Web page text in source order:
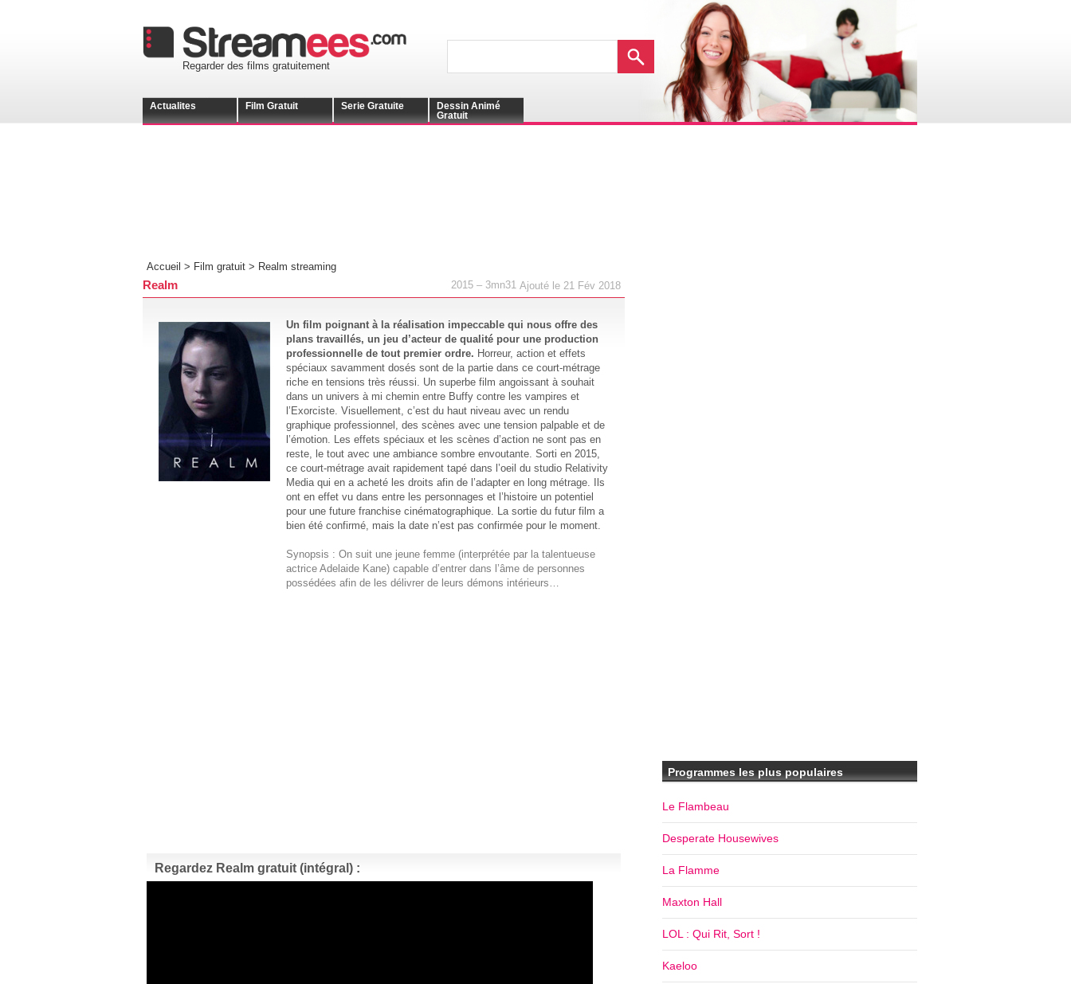
Regarder des films gratuitement
Actualites Film Gratuit Serie Gratuite
Dessin Animé
Gratuit
Accueil > Film gratuit> Realm streaming
Realm Ajouté le 21 Fév 2018
2015 – 3mn31
Un film poignant à la réalisation impeccable qui nous offre des
plans travaillés, un jeu d’acteur de qualité pour une production
professionnelle de tout premier ordre. Horreur, action et effets
spéciaux savamment dosés sont de la partie dans ce court-métrage
riche en tensions très réussi. Un superbe film angoissant à souhait
dans un univers à mi chemin entre Buffy contre les vampires et
l’Exorciste. Visuellement, c’est du haut niveau avec un rendu
graphique professionnel, des scènes avec une tension palpable et de
l’émotion. Les effets spéciaux et les scènes d’action ne sont pas en
reste, le tout avec une ambiance sombre envoutante. Sorti en 2015,
ce court-métrage avait rapidement tapé dans l’oeil du studio Relativity
Media qui en a acheté les droits afin de l’adapter en long métrage. Ils
ont en effet vu dans entre les personnages et l’histoire un potentiel
pour une future franchise cinématographique. La sortie du futur film a
bien été confirmé, mais la date n’est pas confirmée pour le moment.
Synopsis : On suit une jeune femme (interprétée par la talentueuse
actrice Adelaide Kane) capable d’entrer dans l’âme de personnes
possédées afin de les délivrer de leurs démons intérieurs…
Regardez Realm gratuit (intégral) :
Programmes les plus populaires
Le Flambeau
Desperate Housewives
La Flamme
Maxton Hall
LOL : Qui Rit, Sort !
Kaeloo